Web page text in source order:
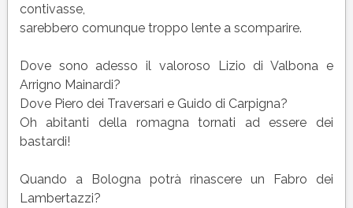
contivasse,
sarebbero comunque troppo lente a scomparire.
Dove sono adesso il valoroso Lizio di Valbona e
Arrigno Mainardi?
Dove Piero dei Traversari e Guido di Carpigna?
Oh abitanti della romagna tornati ad essere dei
bastardi!
Quando a Bologna potrà rinascere un Fabro dei
Lambertazzi?